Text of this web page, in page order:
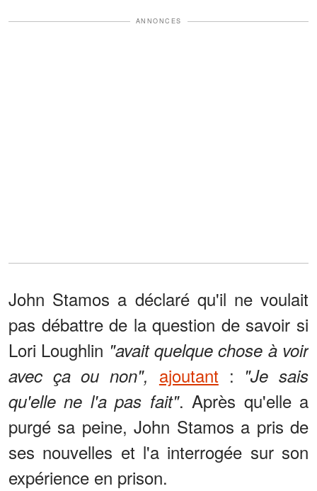
ANNONCES
John Stamos a déclaré qu'il ne voulait
pas débattre de la question de savoir si
Lori Loughlin "avait quelque chose à voir
avec ça ou non", ajoutant : "Je sais
qu'elle ne l'a pas fait". Après qu'elle a
purgé sa peine, John Stamos a pris de
ses nouvelles et l'a interrogée sur son
expérience en prison.